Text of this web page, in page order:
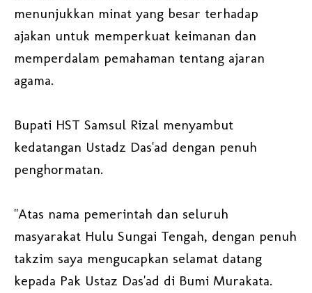
menunjukkan minat yang besar terhadap
ajakan untuk memperkuat keimanan dan
memperdalam pemahaman tentang ajaran
agama.
Bupati HST Samsul Rizal menyambut
kedatangan Ustadz Das'ad dengan penuh
penghormatan.
"Atas nama pemerintah dan seluruh
masyarakat Hulu Sungai Tengah, dengan penuh
takzim saya mengucapkan selamat datang
kepada Pak Ustaz Das'ad di Bumi Murakata.